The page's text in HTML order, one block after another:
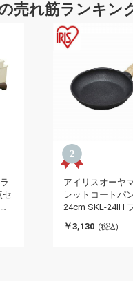
売れ筋ランキン
セ
アイリスオーヤ
レットコートパ
24cm SKL-24IH
可)
￥3,130 (税込)